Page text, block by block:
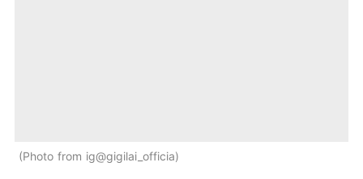
Photo from ig@gigilai_officia